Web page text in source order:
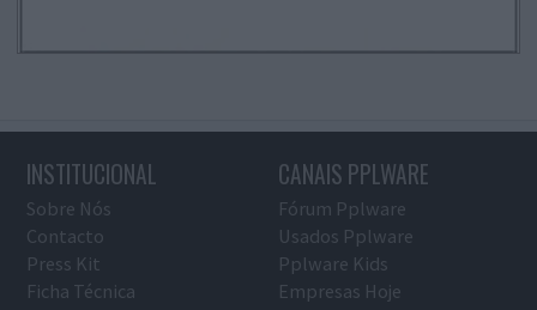
INSTITUCIONAL
Sobre Nós
Contacto
Press Kit
Ficha Técnica
CANAIS PPLWARE
Fórum Pplware
Usados Pplware
Pplware Kids
Empresas Hoje